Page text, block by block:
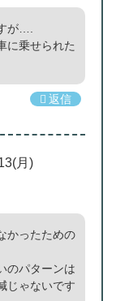
が….
に乗せられた
返信
月)
かったための
のパターンは
じゃないです